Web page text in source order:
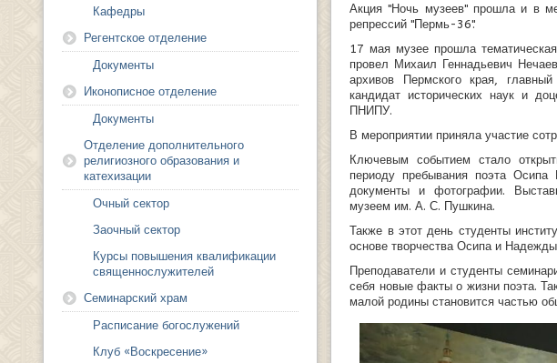
Акция "Ночь музеев" прошла и в
репрессий "Пермь-36".
17 мая музее прошла
провел Михаил Геннадьевич
архивов Пермского края,
кандидат исторических наук и
ПНИПУ.
В мероприятии приняла участие
Ключевым событием стало
периоду пребывания поэта
документы и фотографии.
музеем им. А. С. Пушкина.
Также в этот день студенты
основе творчества Осипа и
Преподаватели и студенты
себя новые факты о жизни поэта.
малой родины становится частью
Кафедры
Регентское отделение
Документы
Иконописное отделение
Документы
Отделение дополнительного
религиозного образования и
катехизации
Очный сектор
Заочный сектор
Курсы повышения квалификации
священнослужителей
Семинарский храм
Расписание богослужений
Клуб «Воскресение»